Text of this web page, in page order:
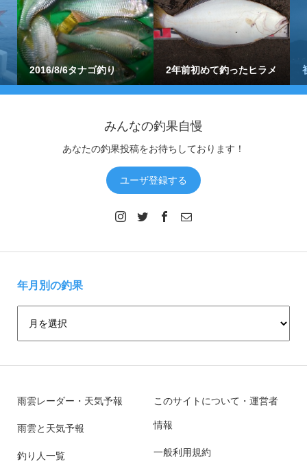
2016/8/6タナゴ釣り 2年前初めて釣ったヒラメ
みんなの釣果自慢
あなたの釣果投稿をお待ちしております！
ユーザ登録する
年月別の釣果
雨雲レーダー・天気予報
雨雲と天気予報
釣り人一覧
このサイトについて・運営者
情報
一般利用規約